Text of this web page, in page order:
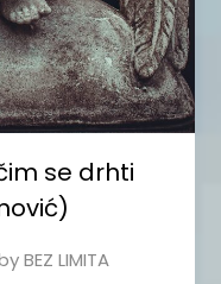
se drhti
BEZ LIMITA